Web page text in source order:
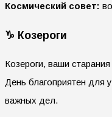
Космический совет:
♑ Козероги
Козероги, ваши
День благоприятен для
важных дел.